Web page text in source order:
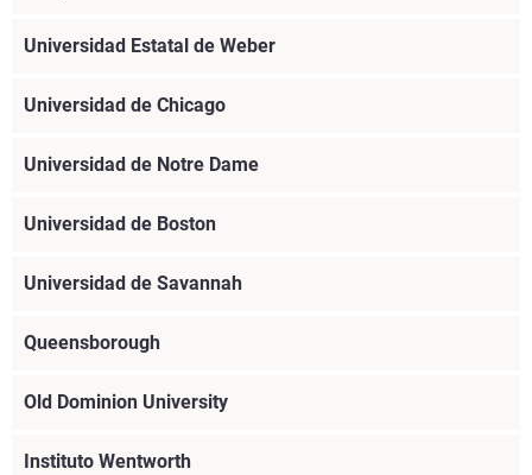
Universidad Estatal de Weber
Universidad de Chicago
Universidad de Notre Dame
Universidad de Boston
Universidad de Savannah
Queensborough
Old Dominion University
Instituto Wentworth